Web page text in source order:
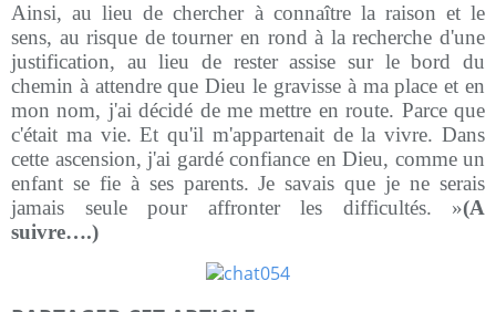
Ainsi, au lieu de chercher à connaître la raison et le
sens, au risque de tourner en rond à la recherche d'une
justification, au lieu de rester assise sur le bord du
chemin à attendre que Dieu le gravisse à ma place et en
mon nom, j'ai décidé de me mettre en route. Parce que
c'était ma vie. Et qu'il m'appartenait de la vivre. Dans
cette ascension, j'ai gardé confiance en Dieu, comme un
enfant se fie à ses parents. Je savais que je ne serais
jamais seule pour affronter les difficultés. »(A
suivre….)